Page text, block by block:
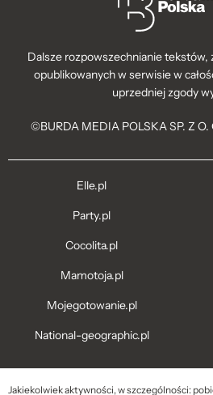
Dalsze rozpowszechnianie tekstów,
opublikowanych w serwisie w
uprzedniej zgody
©BURDA MEDIA POLSKA SP. Z
Elle.pl
Party.pl
Cocolita.pl
Mamotoja.pl
Mojegotowanie.pl
National-geographic.pl
Jakiekolwiek aktywności, w szczególności: